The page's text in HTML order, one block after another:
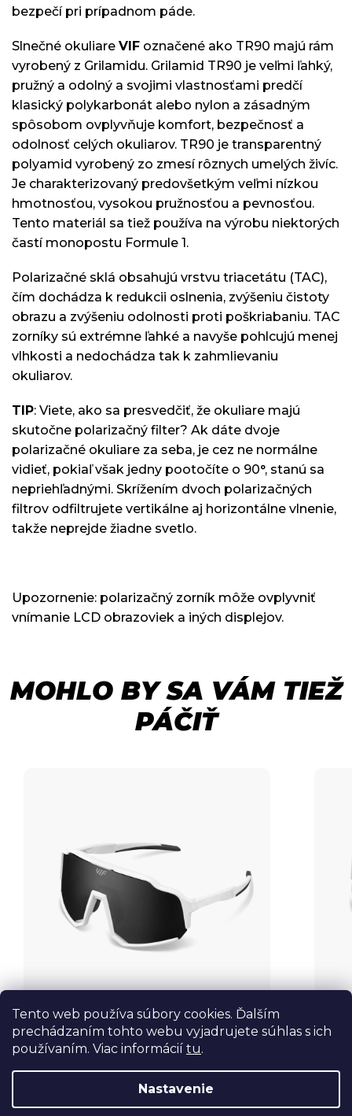
Tento web používa súbory cookies. Ďalším
prechádzaním tohto webu vyjadrujete súhlas s ich
používaním. Viac informácií tu.
Nastavenie
bezpečí pri prípadnom páde.
Slnečné okuliare VIF označené ako TR90 majú rám
vyrobený z Grilamidu. Grilamid TR90 je veľmi ľahký,
pružný a odolný a svojimi vlastnosťami predčí
klasický polykarbonát alebo nylon a zásadným
spôsobom ovplyvňuje komfort, bezpečnosť a
odolnosť celých okuliarov. TR90 je transparentný
polyamid vyrobený zo zmesí rôznych umelých živíc.
Je charakterizovaný predovšetkým veľmi nízkou
hmotnosťou, vysokou pružnosťou a pevnosťou.
Tento materiál sa tiež používa na výrobu niektorých
častí monopostu Formule 1.
Polarizačné sklá obsahujú vrstvu triacetátu (TAC),
čím dochádza k redukcii oslnenia, zvýšeniu čistoty
obrazu a zvýšeniu odolnosti proti poškriabaniu. TAC
zorníky sú extrémne ľahké a navyše pohlcujú menej
vlhkosti a nedochádza tak k zahmlievaniu
okuliarov.
TIP: Viete, ako sa presvedčiť, že okuliare majú
skutočne polarizačný filter? Ak dáte dvoje
polarizačné okuliare za seba, je cez ne normálne
vidieť, pokiaľ však jedny pootočíte o 90°, stanú sa
nepriehľadnými. Skrížením dvoch polarizačných
filtrov odfiltrujete vertikálne aj horizontálne vlnenie,
takže neprejde žiadne svetlo.
Upozornenie: polarizačný zorník môže ovplyvniť
vnímanie LCD obrazoviek a iných displejov.
MOHLO BY SA VÁM TIEŽ
PÁČIŤ
VIF Two White x Black Polarized
Skladom